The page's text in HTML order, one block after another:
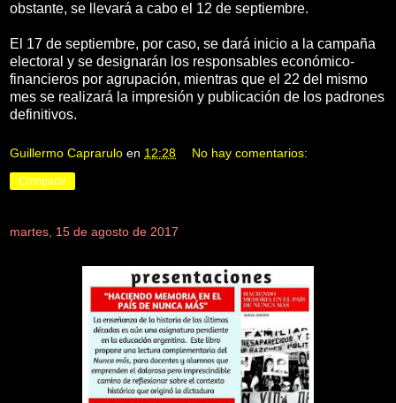
obstante, se llevará a cabo el 12 de septiembre.
El 17 de septiembre, por caso, se dará inicio a la campaña
electoral y se designarán los responsables económico-
financieros por agrupación, mientras que el 22 del mismo
mes se realizará la impresión y publicación de los padrones
definitivos.
Guillermo Caprarulo en 12:28 No hay comentarios:
Compartir
martes, 15 de agosto de 2017